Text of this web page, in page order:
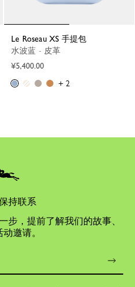
Le Roseau XS 手提包
水波蓝 - 皮革
¥5,400.00
+ 2
持联系
步，提前了解我们的故事、
邀请。